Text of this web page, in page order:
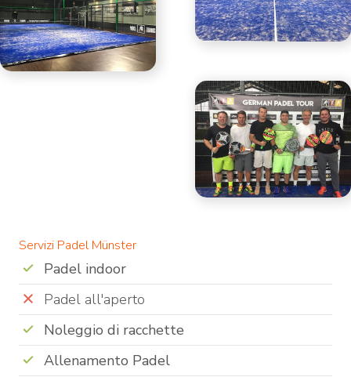
Servizi Padel Münster
Padel indoor
Padel all'aperto
Noleggio di racchette
Allenamento Padel